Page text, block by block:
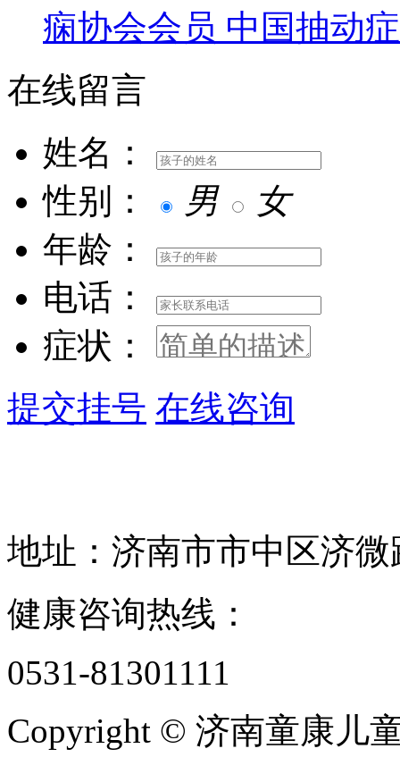
痫协会会员 中国抽动
在线留言
姓名：
性别：
男
女
年龄：
电话：
症状：
提交挂号 在线咨询
地址：济南市市中区济微
健康咨询热线：
0531-81301111
Copyright © 济南童康儿